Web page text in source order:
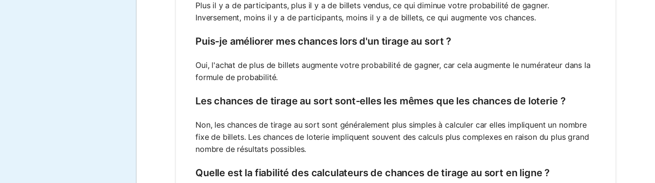
Plus il y a de participants, plus il y a de billets vendus, ce qui diminue votre probabilité de gagner.
Inversement, moins il y a de participants, moins il y a de billets, ce qui augmente vos chances.
Puis-je améliorer mes chances lors d'un tirage au sort ?
Oui, l'achat de plus de billets augmente votre probabilité de gagner, car cela augmente le numérateur dans la
formule de probabilité.
Les chances de tirage au sort sont-elles les mêmes que les chances de loterie ?
Non, les chances de tirage au sort sont généralement plus simples à calculer car elles impliquent un nombre
fixe de billets. Les chances de loterie impliquent souvent des calculs plus complexes en raison du plus grand
nombre de résultats possibles.
Quelle est la fiabilité des calculateurs de chances de tirage au sort en ligne ?